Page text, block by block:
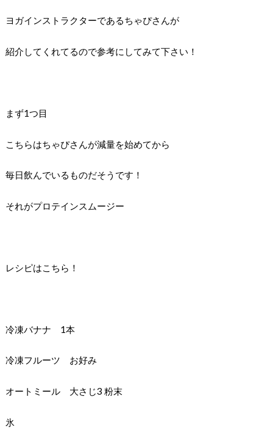
ヨガインストラクターであるちゃぴさんが
紹介してくれてるので参考にしてみて下さい！
まず1つ目
こちらはちゃぴさんが減量を始めてから
毎日飲んでいるものだそうです！
それがプロテインスムージー
レシピはこちら！
冷凍バナナ 1本
冷凍フルーツ お好み
オートミール 大さじ3 粉末
氷